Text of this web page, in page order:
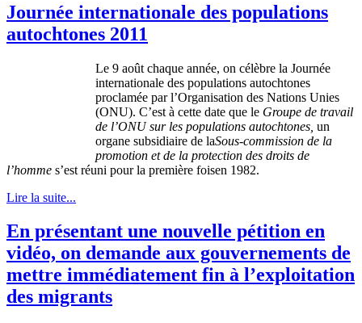
Journée internationale des populations
autochtones 2011
Le 9 août chaque année, on célèbre la Journée
internationale des populations autochtones
proclamée parl’Organisation des Nations Unies
(ONU). C’est à cette date que le Groupe de travail
de l’ONU surles populations autochtones un
organe subsidiaire de laSous-commission de la
promotion et de la protection des droits de
l’homme s’est réuni pour la première foisen 1982.
Lire la suite...
En présentant une nouvelle pétition en
vidéo, on demande aux gouvernements de
mettre immédiatement fin à l’exploitation
des migrants